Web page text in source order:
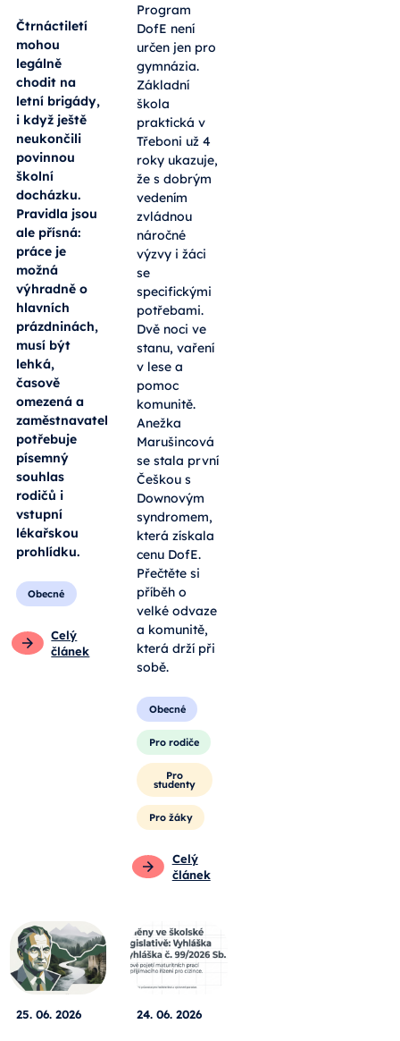
Čtrnáctiletí
mohou
legálně
chodit na
letní brigády,
i když ještě
neukončili
povinnou
školní
docházku.
Pravidla jsou
ale přísná:
práce je
možná
výhradně o
hlavních
prázdninách,
musí být
lehká,
časově
omezená a
zaměstnavatel
potřebuje
písemný
souhlas
rodičů i
vstupní
lékařskou
prohlídku.
Obecné
Celý
článek
Program
DofE není
určen jen pro
gymnázia.
Základní
škola
praktická v
Třeboni už 4
roky ukazuje,
že s dobrým
vedením
zvládnou
náročné
výzvy i žáci
se
specifickými
potřebami.
Dvě noci ve
stanu, vaření
v lese a
pomoc
komunitě.
Anežka
Marušincová
se stala první
Češkou s
Downovým
syndromem,
která získala
cenu DofE.
Přečtěte si
příběh o
velké odvaze
a komunitě,
která drží při
sobě.
Obecné
Pro rodiče
Pro
studenty
Pro žáky
Celý
článek
25. 06. 2026 24. 06. 2026